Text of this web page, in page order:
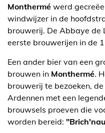
Monthermé werd
windwijzer in de
brouwerij. De Abbaye de
eerste brouwerijen in de
Een ander bier van een
brouwen in Monthermé.
brouwerij te bezoeken,
Ardennen met een
brouwsels proeven die
worden bereid: